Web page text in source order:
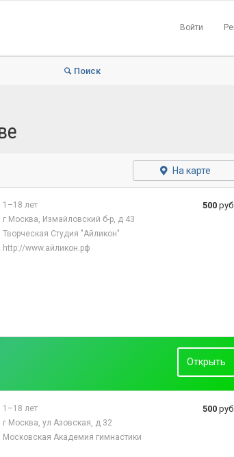
Войти
Поиск
На карте
1–18 лет
г Москва, Измайловский б-р, д 43
Творческая Студия "Айликон"
http://www.айликон.рф
500
Открыть
1–18 лет
г Москва, ул Азовская, д 32
Московская Академия гимнастики
500